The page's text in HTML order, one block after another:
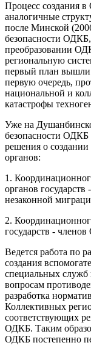
Процесс создания
аналогичные
после Минской
безопасности
преобразовании
региональную
первый план вышли
первую очередь,
национальной и
катастрофы
Уже на
безопасности ОДКБ
решения о
органов:
1.
органов
незаконной
2.
государств -
Ведется работа по
создания
специальных служб
вопросам
разработка
Коллективных
соответствующих
ОДКБ. Таким
ОДКБ постепенно